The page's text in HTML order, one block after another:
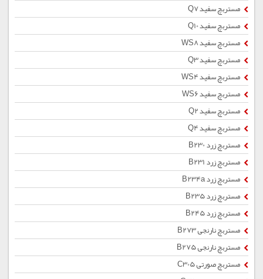
مستربچ سفید Q7
مستربچ سفید Q10
مستربچ سفید WS8
مستربچ سفید Q3
مستربچ سفید WS4
مستربچ سفید WS6
مستربچ سفید Q2
مستربچ سفید Q4
مستربچ زرد B230
مستربچ زرد B231
مستربچ زرد B234a
مستربچ زرد B235
مستربچ زرد B245
مستربچ نارنجی B273
مستربچ نارنجی B275
مستربچ صورتی C305